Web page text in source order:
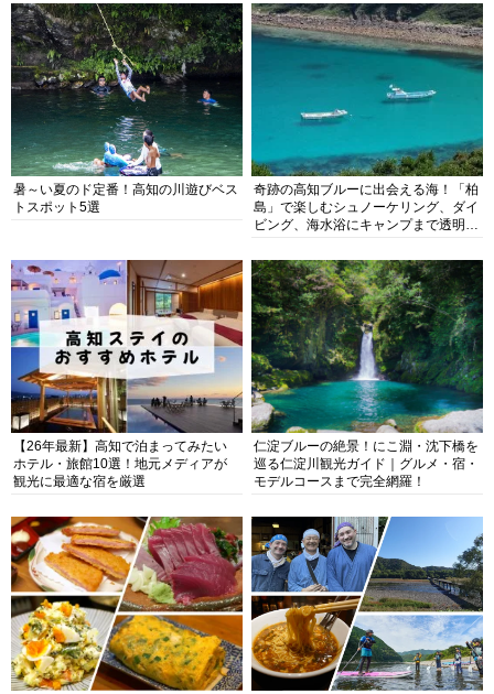
暑～い夏のド定番！高知の川遊びベス
トスポット5選
奇跡の高知ブルーに出会える海！「柏
島」で楽しむシュノーケリング、ダイ
ビング、海水浴にキャンプまで透明度
【26年最新】高知で泊まってみたい
ホテル・旅館10選！地元メディアが
観光に最適な宿を厳選
仁淀ブルーの絶景！にこ淵・沈下橋を
巡る仁淀川観光ガイド｜グルメ・宿・
モデルコースまで完全網羅！